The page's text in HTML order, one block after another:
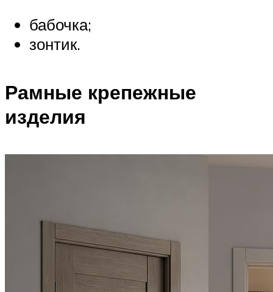
бабочка;
зонтик.
Рамные крепежные
изделия